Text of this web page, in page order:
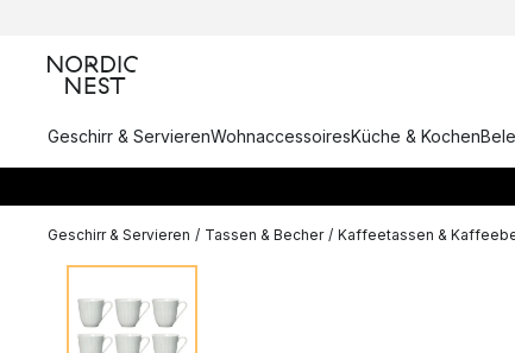
Geschirr & ServierenWohnaccessoiresKüche & Kochen
Geschirr & Servieren / Tassen & Becher / Kaffeetassen &